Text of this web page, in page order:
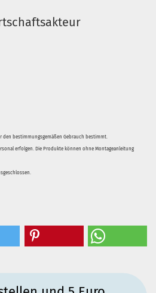
bestimmungsgemäßen Gebrauch bestimmt.
erfolgen. Die Produkte können ohne Montageanleitung